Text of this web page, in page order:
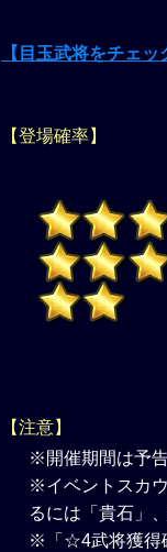
【目玉武将をチェッ
【登場確率】
【注意】
※開催期間は予
※イベントスカ
るには「貴石」
※「☆4武将獲得